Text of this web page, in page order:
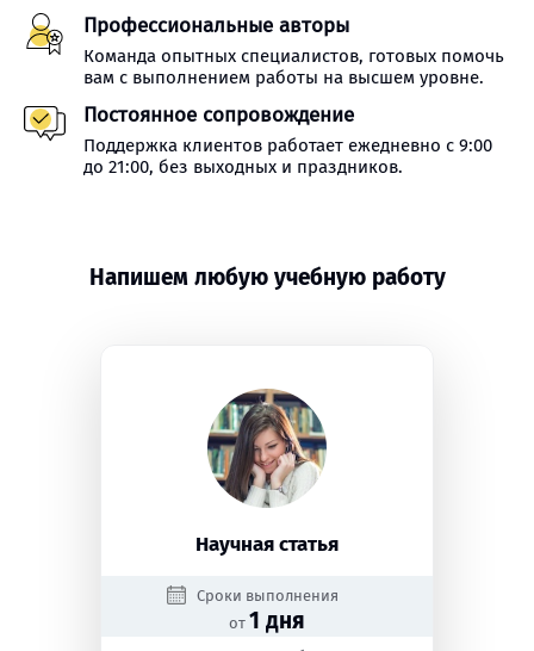
Профессиональные авторы
Команда опытных специалистов, готовых помочь
вам с выполнением работы на высшем уровне.
Постоянное сопровождение
Поддержка клиентов работает ежедневно с 9:00
до 21:00, без выходных и праздников.
Напишем любую учебную работу
Научная статья
Сроки выполнения
от 1 дня